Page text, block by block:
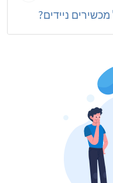
ניידים?